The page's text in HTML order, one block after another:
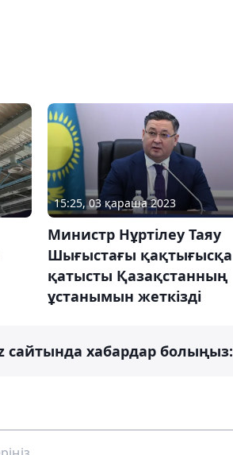
15:25, 03 қараша 2023
Министр Нұртілеу Таяу
Шығыстағы қақтығысқа
қатысты Қазақстанның
ұстанымын жеткізді
хабардар болыңыз: